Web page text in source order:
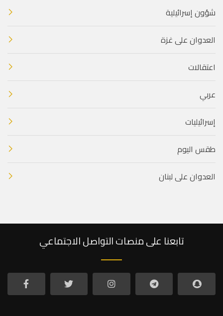
شؤون إسرائيلية
العدوان على غزة
اعتقالات
عربي
إسرائيليات
طقس اليوم
العدوان على لبنان
تابعنا على منصات التواصل الاجتماعي